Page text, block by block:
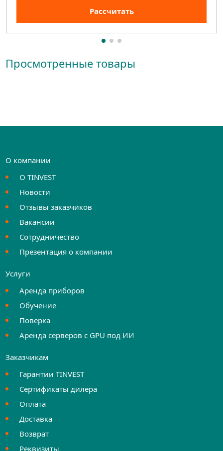
Рассчитать
Просмотренные товары
О компании
О TINVEST
Новости
Отзывы заказчиков
Вакансии
Сотрудничество
Презентация о компании
Услуги
Аренда приборов
Обучение
Поверка
Аренда серверов с GPU под ИИ
Заказчикам
Гарантии TINVEST
Сертификаты дилера
Оплата
Доставка
Возврат
Реквизиты